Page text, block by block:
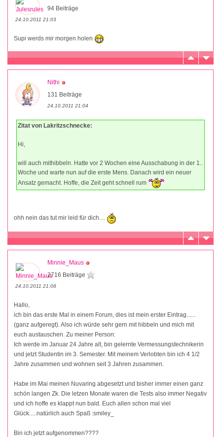
94 Beiträge
24.10.2011 21:03
Supi werds mir morgen holen
Nithi
131 Beiträge
24.10.2011 21:04
Zitat von Lakritzschnecke:
Hi,
will auch mithibbeln. Hatte vor 2 Wochen eine Ausschabung in der 1..
Woche und warte nun auf die erste Mens. Danach wird ein neuer
Ansatz gemacht. Hoffe, die Zeit geht schnell rum
ohh nein das tut mir leid für dich....
Minnie_Maus
2716 Beiträge
24.10.2011 21:08
Hallo,
ich bin das erste Mal in einem Forum, dies ist mein erster Eintrag......
(ganz aufgeregt). Also ich würde sehr gern mit hibbeln und mich mit
euch austauschen. Zu meiner Person:
Ich werde im Januar 24 Jahre alt, bin gelernte Vermessungstechnikerin
und jetzt Studentin im 3. Semester. Mit meinem Verlobten bin ich 4 1/2
Jahre zusammen und wohnen seit 3 Jahren zusammen.
Habe im Mai meinen Nuvaring abgesetzt und bisher immer einen ganz
schön langen Zk. Die letzen Monate waren die Tests also immer Negativ
und ich hoffe es klappt nun bald. Euch allen schon mal viel
Glück.....natürlich auch Spaß :smiley_
Bin ich jetzt aufgenommen????